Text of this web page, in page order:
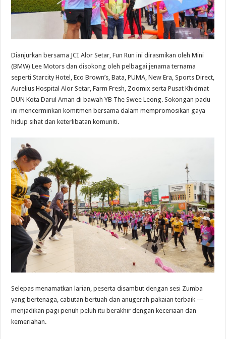
Dianjurkan bersama JCI Alor Setar, Fun Run ini dirasmikan oleh Mini
(BMW) Lee Motors dan disokong oleh pelbagai jenama ternama
seperti Starcity Hotel, Eco Brown’s, Bata, PUMA, New Era, Sports Direct,
Aurelius Hospital Alor Setar, Farm Fresh, Zoomix serta Pusat Khidmat
DUN Kota Darul Aman di bawah YB The Swee Leong. Sokongan padu
ini mencerminkan komitmen bersama dalam mempromosikan gaya
hidup sihat dan keterlibatan komuniti.
Selepas menamatkan larian, peserta disambut dengan sesi Zumba
yang bertenaga, cabutan bertuah dan anugerah pakaian terbaik —
menjadikan pagi penuh peluh itu berakhir dengan keceriaan dan
kemeriahan.